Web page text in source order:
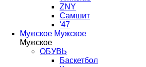
ZNY
Самшит
'47
Мужское Мужское
Мужское
ОБУВЬ
Баскетбол